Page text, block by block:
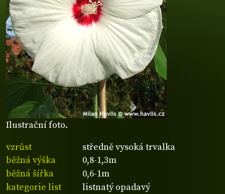
Ilustrační foto.
vzrůst
středně vysoká trvalka
běžná výška
0,8-1,3m
běžná šířka
0,6-1m
kategorie list
listnatý opadavý